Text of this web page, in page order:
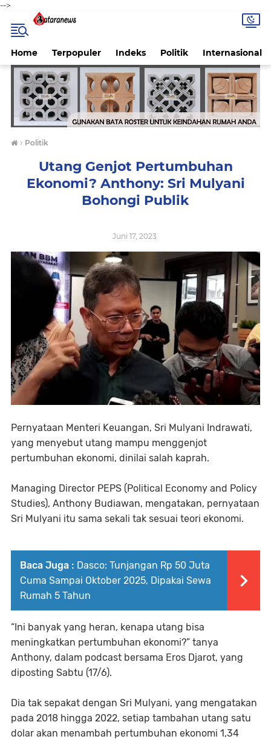
-->
Home Terpopuler Indeks Politik Internasional
› Politik
Utang Genjot Pertumbuhan
Ekonomi? Anthony: Sri Mulyani
Bohongi Publik
Juni 17, 2023
Pernyataan Menteri Keuangan, Sri Mulyani Indrawati,
yang menyebut utang mampu menggenjot
pertumbuhan ekonomi, dinilai salah kaprah.
Managing Director PEPS (Political Economy and Policy
Studies), Anthony Budiawan, mengatakan, pernyataan
Sri Mulyani itu sama sekali tak sesuai teori ekonomi.
Baca Juga : Dasco: Tunjangan Rp 50 Juta
Cuma Sampai Oktober 2025, Dipakai Sewa
Rumah 5 Tahun
“Ini banyak yang heran, kenapa utang bisa
meningkatkan pertumbuhan ekonomi?” tanya
Anthony, dalam podcast bersama Eros Djarot, yang
diposting Sabtu (17/6).
Dia tak sepakat dengan Sri Mulyani, yang mengatakan
pada 2018 hingga 2022, setiap tambahan utang satu
dolar akan menambah pertumbuhan ekonomi 1,34